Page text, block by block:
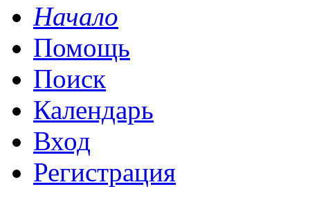
Начало
Помощь
Поиск
Календарь
Вход
Регистрация